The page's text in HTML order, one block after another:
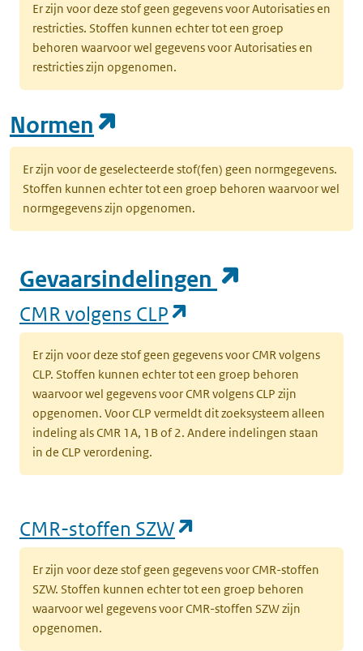
Er zijn voor deze stof geen gegevens voor Autorisaties en
restricties. Stoffen kunnen echter tot een groep
behoren waarvoor wel gegevens voor Autorisaties en
restricties zijn opgenomen.
Normen
Er zijn voor de geselecteerde stof(fen) geen normgegevens.
Stoffen kunnen echter tot een groep behoren waarvoor wel
normgegevens zijn opgenomen.
Gevaarsindelingen
CMR volgens CLP
Er zijn voor deze stof geen gegevens voor CMR volgens
CLP. Stoffen kunnen echter tot een groep behoren
waarvoor wel gegevens voor CMR volgens CLP zijn
opgenomen. Voor CLP vermeldt dit zoeksysteem alleen
indeling als CMR 1A, 1B of 2. Andere indelingen staan
in de CLP verordening.
CMR-stoffen SZW
Er zijn voor deze stof geen gegevens voor CMR-stoffen
SZW. Stoffen kunnen echter tot een groep behoren
waarvoor wel gegevens voor CMR-stoffen SZW zijn
opgenomen.